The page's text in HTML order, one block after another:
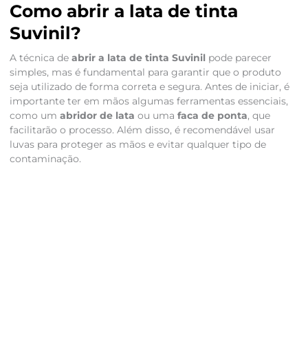
Como abrir a lata de tinta
Suvinil?
A técnica de abrir a lata de tinta Suvinil pode parecer
simples, mas é fundamental para garantir que o produto
seja utilizado de forma correta e segura. Antes de iniciar, é
importante ter em mãos algumas ferramentas essenciais,
como um abridor de lata ou uma faca de ponta, que
facilitarão o processo. Além disso, é recomendável usar
luvas para proteger as mãos e evitar qualquer tipo de
contaminação.